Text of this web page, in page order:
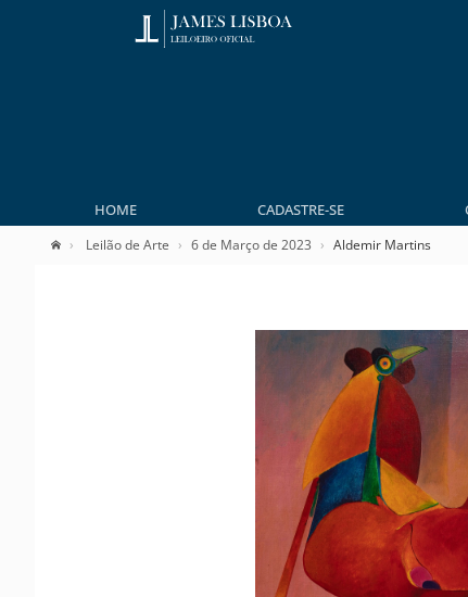
HOME CADASTRE-SE
Leilão de Arte 6 de Março de 2023 Aldemir Martins